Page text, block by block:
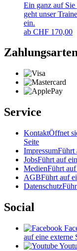
Ein ganz auf
geht unser
ein.
ab CHF 170,00
Service
KontaktÖffnet
Seite
ImpressumFührt
JobsFührt auf
MedienFührt auf
AGBFührt auf
Datenschutz
Social
auf eine externe